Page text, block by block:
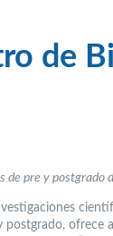
de
de pre y postgrado
ofrece